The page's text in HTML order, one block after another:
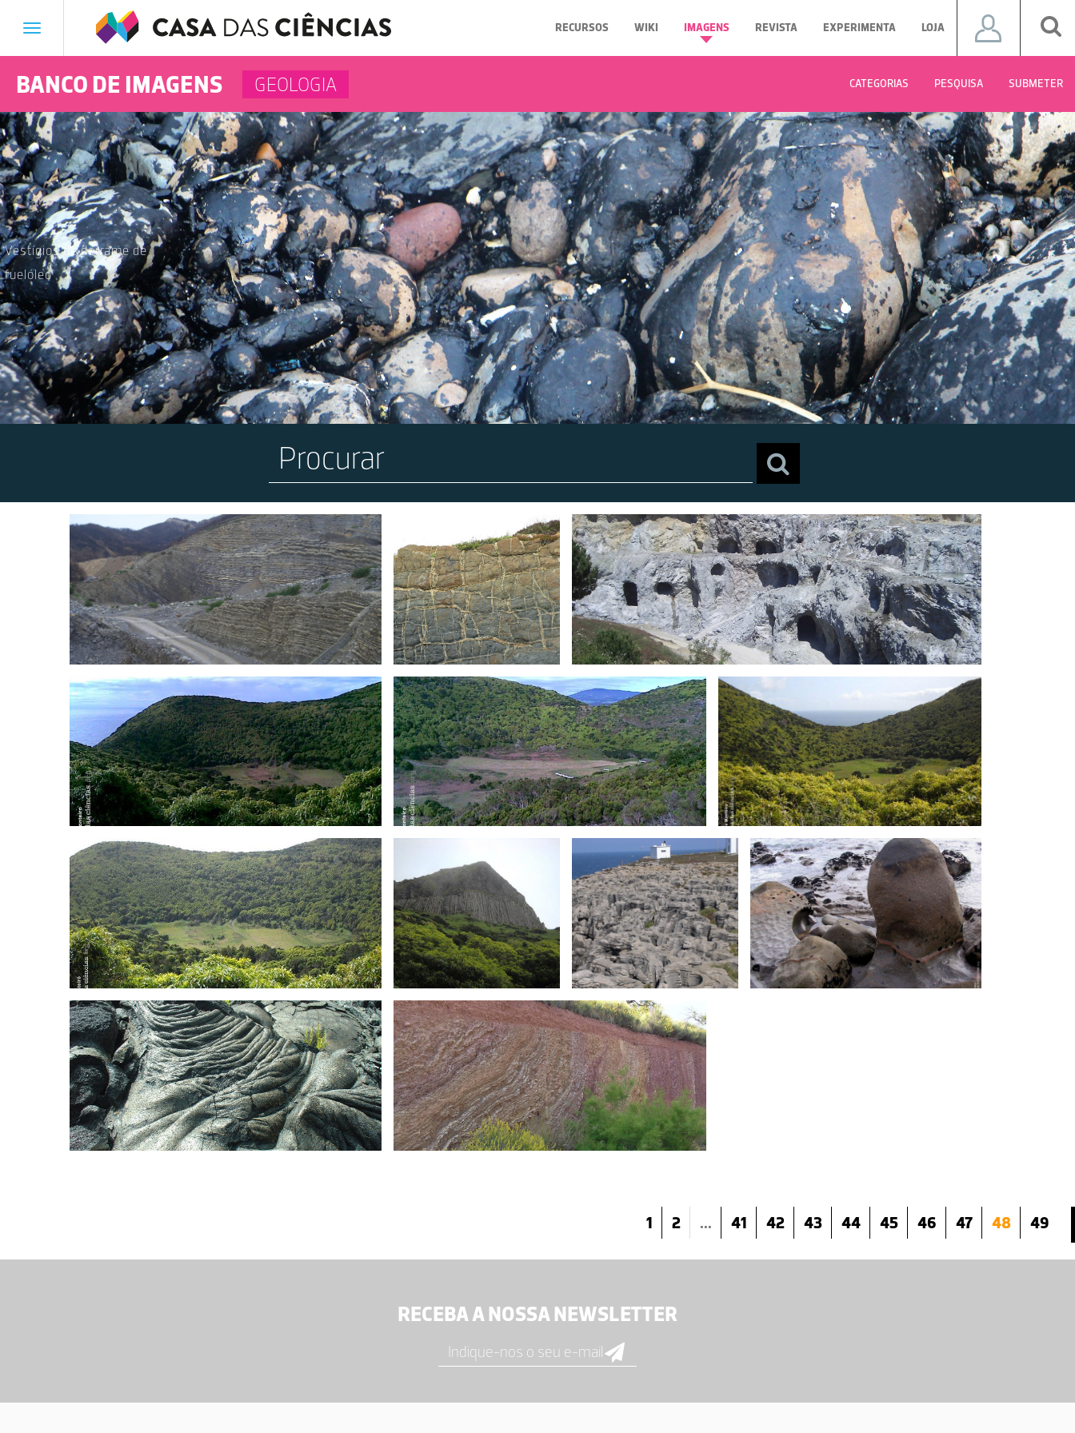
Toggle
RECURSOS WIKI IMAGENS REVISTA EXPERIMENTA LOJA
BANCO DE IMAGENS GEOLOGIA CATEGORIAS PESQUISA SUBMETER
Vestígios de derrame de
fuelóleo
1 2 ... 41 42 43 44 45 46 47 48 49
RECEBA A NOSSA NEWSLETTER